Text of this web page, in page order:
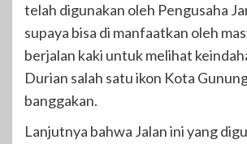
telah digunakan oleh Pengusaha
supaya bisa di manfaatkan oleh
berjalan kaki untuk melihat
Durian salah satu ikon Kota
banggakan.
Lanjutnya bahwa Jalan ini yang